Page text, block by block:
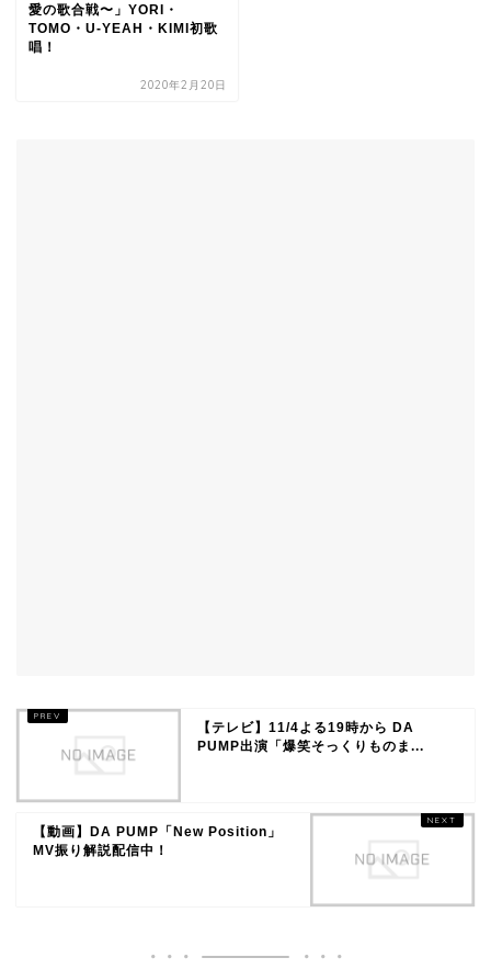
愛の歌合戦〜」YORI・
TOMO・U-YEAH・KIMI初歌
唱！
2020年2月20日
【テレビ】11/4よる19時から DA
PUMP出演「爆笑そっくりものま...
【動画】DA PUMP「New Position」
MV振り解説配信中！